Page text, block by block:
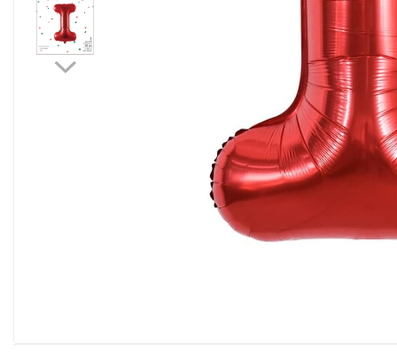
Ustensile pentru Bucătărie
Veselă pentru Masă
Articole pentru Casa si Curatenie